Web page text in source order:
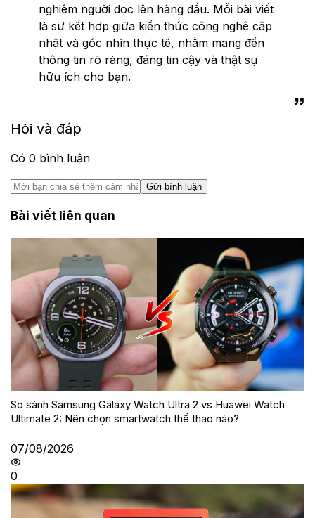
nghiệm người đọc lên hàng đầu. Mỗi bài viết
là sự kết hợp giữa kiến thức công nghệ cập
nhật và góc nhìn thực tế, nhằm mang đến
thông tin rõ ràng, đáng tin cậy và thật sự
hữu ích cho bạn.
Hỏi và đáp
Có 0 bình luận
Gửi bình luận
Bài viết liên quan
So sánh Samsung Galaxy Watch Ultra 2 vs Huawei Watch
Ultimate 2: Nên chọn smartwatch thể thao nào?
07/08/2026
0